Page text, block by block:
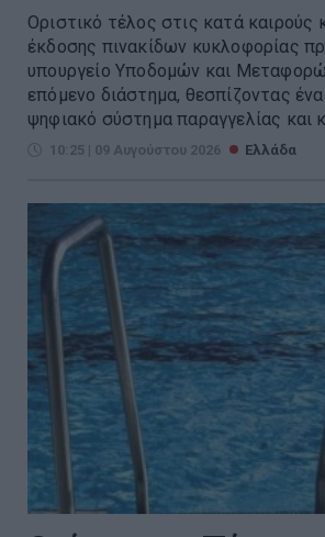
Οριστικό τέλος στις κατά καιρούς
έκδοσης πινακίδων κυκλοφορίας
υπουργείο Υποδομών και
επόμενο διάστημα, θεσπίζοντας ένα
ψηφιακό σύστημα παραγγελίας και
10:25 | 09 Αυγούστου 2026 Ελλάδα